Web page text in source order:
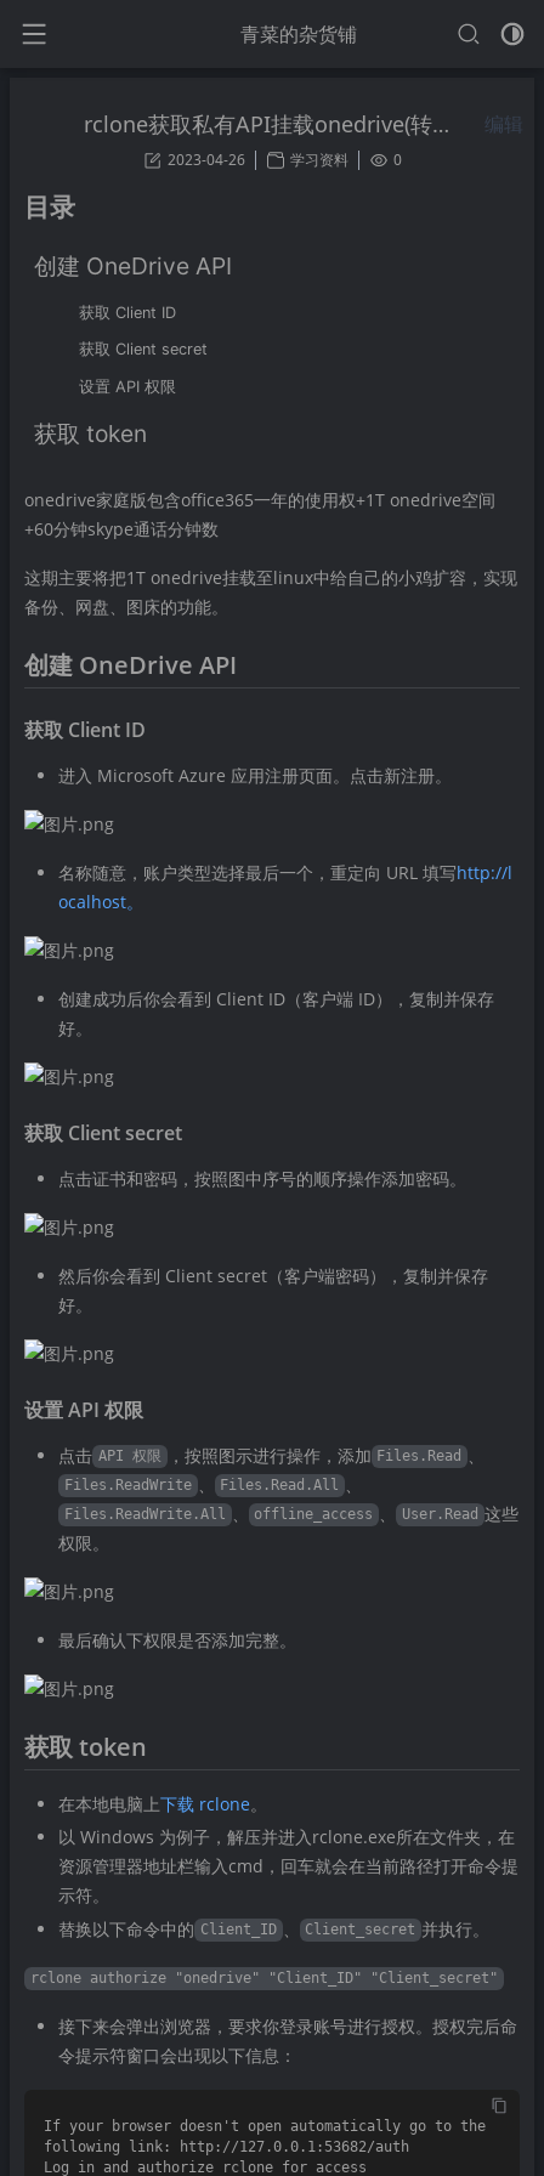
青菜的杂货铺
rclone获取私有API挂载onedrive(转载p3terx) 编辑
2023-04-26 学习资料 0
目录
创建 OneDrive API
获取 Client ID
获取 Client secret
设置 API 权限
获取 token
onedrive家庭版包含office365一年的使用权+1T onedrive空间
+60分钟skype通话分钟数
这期主要将把1T onedrive挂载至linux中给自己的小鸡扩容，实现
备份、网盘、图床的功能。
创建 OneDrive API
获取 Client ID
进入 Microsoft Azure 应用注册页面。点击新注册。
名称随意，账户类型选择最后一个，重定向 URL 填写http://l
ocalhost。
创建成功后你会看到 Client ID（客户端 ID），复制并保存
好。
获取 Client secret
点击证书和密码，按照图中序号的顺序操作添加密码。
然后你会看到 Client secret（客户端密码），复制并保存
好。
设置 API 权限
点击 API 权限 ，按照图示进行操作，添加 Files.Read
Files.ReadWrite 、 Files.Read.All
Files.ReadWrite.All 、 offline_access User.Read 这些
权限。
最后确认下权限是否添加完整。
获取 token
在本地电脑上下载 rclone。
以 Windows 为例子，解压并进入rclone.exe所在文件夹，在
资源管理器地址栏输入cmd，回车就会在当前路径打开命令提
示符。
替换以下命令中的 Client_ID 、 Client_secret 并执行。
rclone authorize "onedrive" "Client_ID" "Client_secret"
接下来会弹出浏览器，要求你登录账号进行授权。授权完后命
令提示符窗口会出现以下信息：
If your browser doesn't open automatically go to the
following link: http://127.0.0.1:53682/auth
Log in and authorize rclone for access